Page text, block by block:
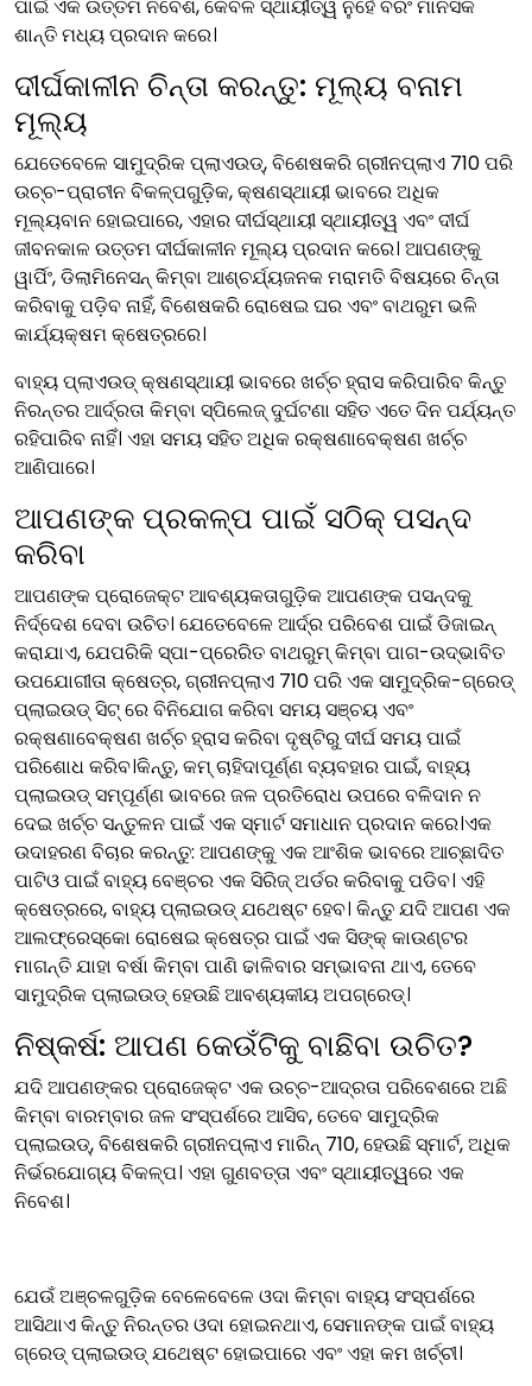
ପାଇଁ ଏକ ଉତ୍ତମ ନିବେଶ, କେବଳ ସ୍ଥାୟୀତ୍ୱ ନୁହେଁ ବରଂ ମାନସିକ
ଶାନ୍ତି ମଧ୍ୟ ପ୍ରଦାନ କରେ।
ଦୀର୍ଘକାଳୀନ ଚିନ୍ତା କରନ୍ତୁ: ମୂଲ୍ୟ ବନାମ
ମୂଲ୍ୟ
ଯେତେବେଳେ ସାମୁଦ୍ରିକ ପ୍ଲାଏଉଡ୍, ବିଶେଷକରି ଗ୍ରୀନପ୍ଲାଏ 710 ପରି
ଉଚ୍ଚ-ପ୍ରାଚୀନ ବିକଳ୍ପଗୁଡ଼ିକ, କ୍ଷଣସ୍ଥାୟୀ ଭାବରେ ଅଧିକ
ମୂଲ୍ୟବାନ ହୋଇପାରେ, ଏହାର ଦୀର୍ଘସ୍ଥାୟୀ ସ୍ଥାୟୀତ୍ୱ ଏବଂ ଦୀର୍ଘ
ଜୀବନକାଳ ଉତ୍ତମ ଦୀର୍ଘକାଳୀନ ମୂଲ୍ୟ ପ୍ରଦାନ କରେ। ଆପଣଙ୍କୁ
ୱାର୍ପିଂ, ଡିଲାମିନେସନ୍ କିମ୍ବା ଆଶ୍ଚର୍ଯ୍ୟଜନକ ମରାମତି ବିଷୟରେ ଚିନ୍ତା
କରିବାକୁ ପଡ଼ିବ ନାହିଁ, ବିଶେଷକରି ରୋଷେଇ ଘର ଏବଂ ବାଥରୁମ ଭଳି
କାର୍ଯ୍ୟକ୍ଷମ କ୍ଷେତ୍ରରେ।
ବାହ୍ୟ ପ୍ଲାଏଉଡ୍ କ୍ଷଣସ୍ଥାୟୀ ଭାବରେ ଖର୍ଚ୍ଚ ହ୍ରାସ କରିପାରିବ କିନ୍ତୁ
ନିରନ୍ତର ଆର୍ଦ୍ରତା କିମ୍ବା ସ୍ପିଲେଜ୍ ଦୁର୍ଘଟଣା ସହିତ ଏତେ ଦିନ ପର୍ଯ୍ୟନ୍ତ
ରହିପାରିବ ନାହିଁ। ଏହା ସମୟ ସହିତ ଅଧିକ ରକ୍ଷଣାବେକ୍ଷଣ ଖର୍ଚ୍ଚ
ଆଣିପାରେ।
ଆପଣଙ୍କ ପ୍ରକଳ୍ପ ପାଇଁ ସଠିକ୍ ପସନ୍ଦ
କରିବା
ଆପଣଙ୍କ ପ୍ରୋଜେକ୍ଟ ଆବଶ୍ୟକତାଗୁଡ଼ିକ ଆପଣଙ୍କ ପସନ୍ଦକୁ
ନିର୍ଦ୍ଦେଶ ଦେବା ଉଚିତ। ଯେତେବେଳେ ଆର୍ଦ୍ର ପରିବେଶ ପାଇଁ ଡିଜାଇନ୍
କରାଯାଏ, ଯେପରିକି ସ୍ପା-ପ୍ରେରିତ ବାଥରୁମ୍ କିମ୍ବା ପାଗ-ଉଦ୍ଭାବିତ
ଉପଯୋଗୀତା କ୍ଷେତ୍ର, ଗ୍ରୀନପ୍ଲାଏ 710 ପରି ଏକ ସାମୁଦ୍ରିକ-ଗ୍ରେଡ୍
ପ୍ଲାଇଉଡ୍ ସିଟ୍ ରେ ବିନିଯୋଗ କରିବା ସମୟ ସଞ୍ଚୟ ଏବଂ
ରକ୍ଷଣାବେକ୍ଷଣ ଖର୍ଚ୍ଚ ହ୍ରାସ କରିବା ଦୃଷ୍ଟିରୁ ଦୀର୍ଘ ସମୟ ପାଇଁ
ପରିଶୋଧ କରିବ।କିନ୍ତୁ, କମ୍ ଚାହିଦାପୂର୍ଣ୍ଣ ବ୍ୟବହାର ପାଇଁ, ବାହ୍ୟ
ପ୍ଲାଇଉଡ୍ ସମ୍ପୂର୍ଣ୍ଣ ଭାବରେ ଜଳ ପ୍ରତିରୋଧ ଉପରେ ବଳିଦାନ ନ
ଦେଇ ଖର୍ଚ୍ଚ ସନ୍ତୁଳନ ପାଇଁ ଏକ ସ୍ମାର୍ଟ ସମାଧାନ ପ୍ରଦାନ କରେ।ଏକ
ଉଦାହରଣ ବିଚାର କରନ୍ତୁ: ଆପଣଙ୍କୁ ଏକ ଆଂଶିକ ଭାବରେ ଆଚ୍ଛାଦିତ
ପାଟିଓ ପାଇଁ ବାହ୍ୟ ବେଞ୍ଚର ଏକ ସିରିଜ୍ ଅର୍ଡର କରିବାକୁ ପଡିବ। ଏହି
କ୍ଷେତ୍ରରେ, ବାହ୍ୟ ପ୍ଲାଇଉଡ୍ ଯଥେଷ୍ଟ ହେବ। କିନ୍ତୁ ଯଦି ଆପଣ ଏକ
ଆଲଫ୍ରେସ୍କୋ ରୋଷେଇ କ୍ଷେତ୍ର ପାଇଁ ଏକ ସିଙ୍କ୍ କାଉଣ୍ଟର
ମାଗନ୍ତି ଯାହା ବର୍ଷା କିମ୍ବା ପାଣି ଢାଳିବାର ସମ୍ଭାବନା ଥାଏ, ତେବେ
ସାମୁଦ୍ରିକ ପ୍ଲାଇଉଡ୍ ହେଉଛି ଆବଶ୍ୟକୀୟ ଅପଗ୍ରେଡ୍।
ନିଷ୍କର୍ଷ: ଆପଣ କେଉଁଟିକୁ ବାଛିବା ଉଚିତ?
ଯଦି ଆପଣଙ୍କର ପ୍ରୋଜେକ୍ଟ ଏକ ଉଚ୍ଚ-ଆଦ୍ରତା ପରିବେଶରେ ଅଛି
କିମ୍ବା ବାରମ୍ବାର ଜଳ ସଂସ୍ପର୍ଶରେ ଆସିବ, ତେବେ ସାମୁଦ୍ରିକ
ପ୍ଲାଇଉଡ୍, ବିଶେଷକରି ଗ୍ରୀନପ୍ଲାଏ ମାରିନ୍ 710, ହେଉଛି ସ୍ମାର୍ଟ, ଅଧିକ
ନିର୍ଭରଯୋଗ୍ୟ ବିକଳ୍ପ। ଏହା ଗୁଣବତ୍ତା ଏବଂ ସ୍ଥାୟୀତ୍ୱରେ ଏକ
ନିବେଶ।
ଯେଉଁ ଅଞ୍ଚଳଗୁଡ଼ିକ ବେଳେବେଳେ ଓଦା କିମ୍ବା ବାହ୍ୟ ସଂସ୍ପର୍ଶରେ
ଆସିଥାଏ କିନ୍ତୁ ନିରନ୍ତର ଓଦା ହୋଇନଥାଏ, ସେମାନଙ୍କ ପାଇଁ ବାହ୍ୟ
ଗ୍ରେଡ୍ ପ୍ଲାଇଉଡ୍ ଯଥେଷ୍ଟ ହୋଇପାରେ ଏବଂ ଏହା କମ ଖର୍ଚ୍ଚୀ।